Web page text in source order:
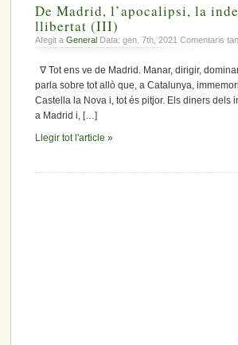
De Madrid, l’apocalipsi, la
llibertat (III)
Afegit a General Data: gen. 7th, 2021 Comentaris
∇ Tot ens ve de Madrid. Manar, dirigir,
parla sobre tot allò que, a Catalunya,
Castella la Nova i, tot és pitjor. Els diners
a Madrid i, […]
Llegir tot l'article »